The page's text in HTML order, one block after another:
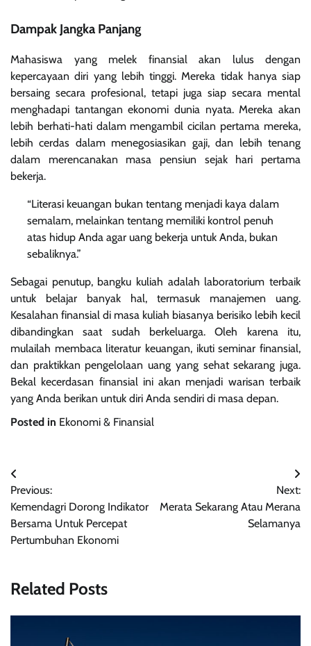
Dampak Jangka Panjang
Mahasiswa yang melek finansial akan lulus dengan
kepercayaan diri yang lebih tinggi. Mereka tidak hanya siap
bersaing secara profesional, tetapi juga siap secara mental
menghadapi tantangan ekonomi dunia nyata. Mereka akan
lebih berhati-hati dalam mengambil cicilan pertama mereka,
lebih cerdas dalam menegosiasikan gaji, dan lebih tenang
dalam merencanakan masa pensiun sejak hari pertama
bekerja.
“Literasi keuangan bukan tentang menjadi kaya dalam
semalam, melainkan tentang memiliki kontrol penuh
atas hidup Anda agar uang bekerja untuk Anda, bukan
sebaliknya.”
Sebagai penutup, bangku kuliah adalah laboratorium terbaik
untuk belajar banyak hal, termasuk manajemen uang.
Kesalahan finansial di masa kuliah biasanya berisiko lebih kecil
dibandingkan saat sudah berkeluarga. Oleh karena itu,
mulailah membaca literatur keuangan, ikuti seminar finansial,
dan praktikkan pengelolaan uang yang sehat sekarang juga.
Bekal kecerdasan finansial ini akan menjadi warisan terbaik
yang Anda berikan untuk diri Anda sendiri di masa depan.
Posted in Ekonomi & Finansial
Navigasi
pos
Previous:
Kemendagri Dorong Indikator
Bersama Untuk Percepat
Pertumbuhan Ekonomi
Next:
Merata Sekarang Atau Merana
Selamanya
Related Posts